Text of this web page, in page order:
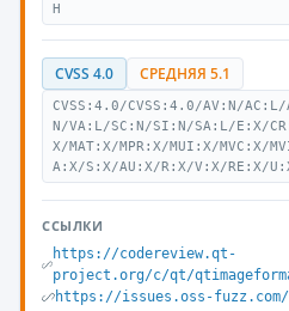
H
CVSS 4.0 СРЕДНЯЯ 5.1
CVSS:4.0/CVSS:4.0/AV:N/
N/VA:L/SC:N/SI:N/SA:L/E:X/
X/MAT:X/MPR:X/MUI:X/MVC:X/
A:X/S:X/AU:X/R:X/V:X/RE:X/
ССЫЛКИ
https://codereview.qt-
project.org/c/qt/
https://issues.oss-fuzz.com/